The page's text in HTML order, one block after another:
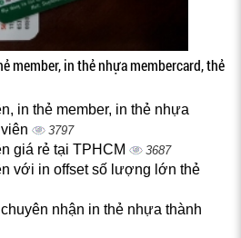
member, in thẻ nhựa membercard, thẻ
in thẻ member, in thẻ nhựa
3797
giá rẻ tại TPHCM 3687
với in offset số lượng lớn thẻ
nhận in thẻ nhựa thành